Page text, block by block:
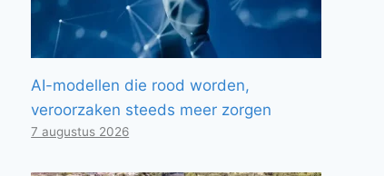
AI-modellen die rood worden,
veroorzaken steeds meer zorgen
7 augustus 2026